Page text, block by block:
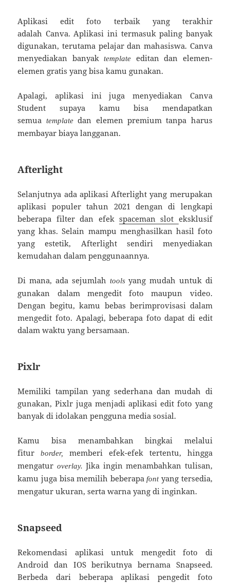
Aplikasi edit foto terbaik yang terakhir
adalah Canva. Aplikasi ini termasuk paling banyak
digunakan, terutama pelajar dan mahasiswa. Canva
menyediakan banyaktemplate editan dan elemen-
elemen gratis yang bisa kamu gunakan.
Apalagi, aplikasi ini juga menyediakan Canva
Student supaya kamu bisa mendapatkan
semua
templatedan elemen premium tanpa harus
membayar biaya langganan.
Afterlight
Selanjutnya ada aplikasi Afterlight yang merupakan
aplikasi populer tahun 2021 dengan di lengkapi
beberapa filter dan efek spaceman slot eksklusif
yang khas. Selain mampu menghasilkan hasil foto
yang estetik, Afterlight sendiri menyediakan
kemudahan dalam penggunaannya.
Di mana, ada sejumlah toolsyang mudah untuk di
gunakan dalam mengedit foto maupun video.
Dengan begitu, kamu bebas berimprovisasi dalam
mengedit foto. Apalagi, beberapa foto dapat di edit
dalam waktu yang bersamaan.
Pixlr
Memiliki tampilan yang sederhana dan mudah di
gunakan, Pixlr juga menjadi aplikasi edit foto yang
banyak di idolakan pengguna media sosial.
Kamu bisa menambahkan bingkai melalui
fiturborder,memberi efek-efek tertentu, hingga
mengatur overlay.Jika ingin menambahkan tulisan,
kamu juga bisa memilih beberapafont yang tersedia,
mengatur ukuran, serta warna yang di inginkan.
Snapseed
Rekomendasi aplikasi untuk mengedit foto di
Android dan IOS berikutnya bernama Snapseed.
Berbeda dari beberapa aplikasi pengedit foto